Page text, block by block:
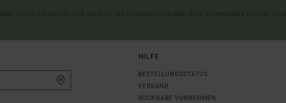
HILFE
BESTELLUNGSSTATUS
VERSAND
RÜCKGABE VORNEHMEN